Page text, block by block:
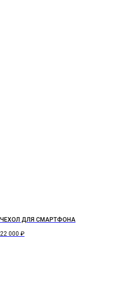
ЧЕХОЛ ДЛЯ СМАРТФОНА
22 000 ₽